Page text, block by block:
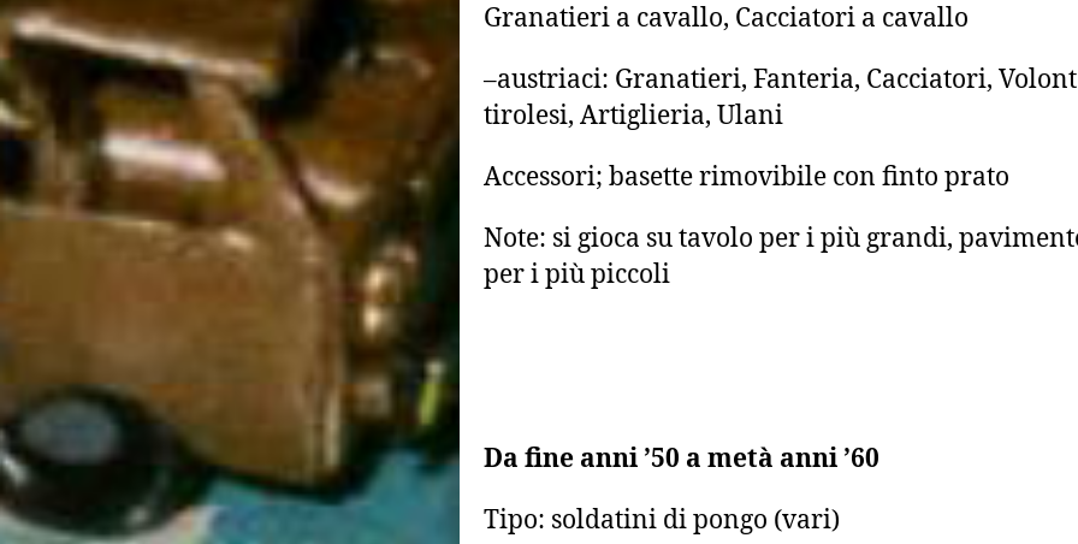
Granatieri a cavallo, Cacciatori a cavallo
–austriaci: Granatieri, Fanteria, Cacciatori,
tirolesi, Artiglieria, Ulani
Accessori; basette rimovibile con finto prato
Note: si gioca su tavolo per i più grandi,
per i più piccoli
Da fine anni ’50 a metà anni ’60
Tipo: soldatini di pongo (vari)